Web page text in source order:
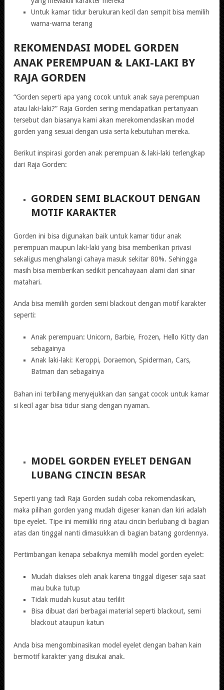
Untuk kamar tidur berukuran kecil dan sempit bisa memilih
warna-warna terang
REKOMENDASI MODEL GORDEN
ANAK PEREMPUAN & LAKI-LAKI BY
RAJA GORDEN
“Gorden seperti apa yang cocok untuk anak saya perempuan
atau laki-laki?” Raja Gorden sering mendapatkan pertanyaan
tersebut dan biasanya kami akan merekomendasikan model
gorden yang sesuai dengan usia serta kebutuhan mereka.
Berikut inspirasi gorden anak perempuan & laki-laki terlengkap
dari Raja Gorden:
GORDEN SEMI BLACKOUT DENGAN
MOTIF KARAKTER
Gorden ini bisa digunakan baik untuk kamar tidur anak
perempuan maupun laki-laki yang bisa memberikan privasi
sekaligus menghalangi cahaya masuk sekitar 80%. Sehingga
masih bisa memberikan sedikit pencahayaan alami dari sinar
matahari.
Anda bisa memilih gorden semi blackout dengan motif karakter
seperti:
Anak perempuan: Unicorn, Barbie, Frozen, Hello Kitty dan
sebagainya
Anak laki-laki: Keroppi, Doraemon, Spiderman, Cars,
Batman dan sebagainya
Bahan ini terbilang menyejukkan dan sangat cocok untuk kamar
si kecil agar bisa tidur siang dengan nyaman.
MODEL GORDEN EYELET DENGAN
LUBANG CINCIN BESAR
Seperti yang tadi Raja Gorden sudah coba rekomendasikan,
maka pilihan gorden yang mudah digeser kanan dan kiri adalah
tipe eyelet. Tipe ini memiliki ring atau cincin berlubang di bagian
atas dan tinggal nanti dimasukkan di bagian batang gordennya.
Pertimbangan kenapa sebaiknya memilih model gorden eyelet:
Mudah diakses oleh anak karena tinggal digeser saja saat
mau buka tutup
Tidak mudah kusut atau terlilit
Bisa dibuat dari berbagai material seperti blackout, semi
blackout ataupun katun
Anda bisa mengombinasikan model eyelet dengan bahan kain
bermotif karakter yang disukai anak.